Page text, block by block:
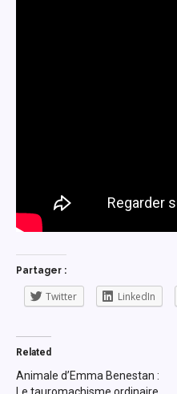
Partager :
Twitter LinkedIn
Related
Animale d’Emma Benestan :
Le tauromachisme ordinaire